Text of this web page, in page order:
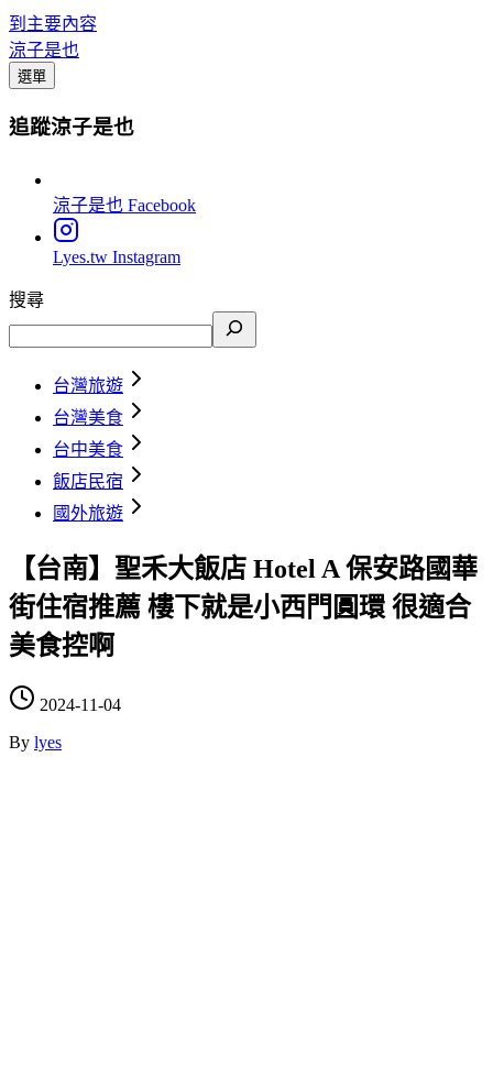
到主要內容
涼子是也
選單
追蹤涼子是也
涼子是也 Facebook
Lyes.tw Instagram
搜尋
台灣旅遊
台灣美食
台中美食
飯店民宿
國外旅遊
【台南】聖禾大飯店 Hotel A 保安路國華
街住宿推薦 樓下就是小西門圓環 很適合
美食控啊
2024-11-04
By lyes